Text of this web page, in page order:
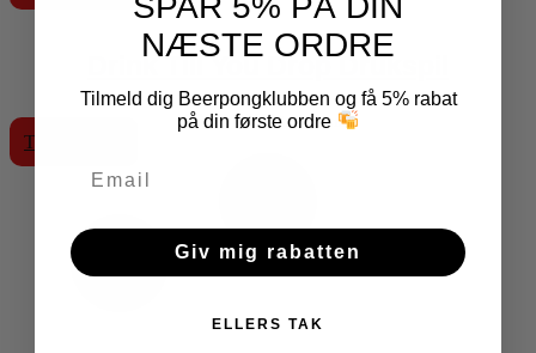
pris
199,00 DKK.
pris
99,00 DKK.
Drink Till You Drop Drukspil
99,00 DKK inkl. moms
Tilføj til kurv
NÆSTE ORDRE
Tilmeld dig Beerpongklubben og få 5% rabat
på din første ordre
Giv mig rabatten
ELLERS TAK